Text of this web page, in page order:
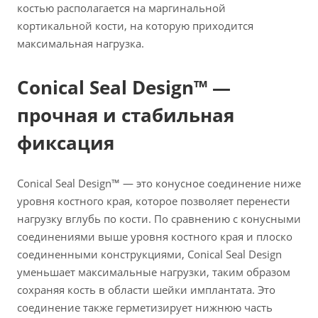
костью располагается на маргинальной
кортикальной кости, на которую приходится
максимальная нагрузка.
Conical Seal Design™ —
прочная и стабильная
фиксация
Conical Seal Design™ — это конусное соединение ниже
уровня костного края, которое позволяет перенести
нагрузку вглубь по кости. По сравнению с конусными
соединениями выше уровня костного края и плоско
соединенными конструкциями, Conical Seal Design
уменьшает максимальные нагрузки, таким образом
сохраняя кость в области шейки имплантата. Это
соединение также герметизирует нижнюю часть